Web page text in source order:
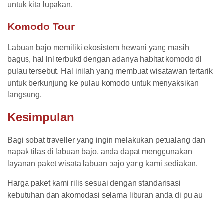
untuk kita lupakan.
Komodo Tour
Labuan bajo memiliki ekosistem hewani yang masih
bagus, hal ini terbukti dengan adanya habitat komodo di
pulau tersebut. Hal inilah yang membuat wisatawan tertarik
untuk berkunjung ke pulau komodo untuk menyaksikan
langsung.
Kesimpulan
Bagi sobat traveller yang ingin melakukan petualang dan
napak tilas di labuan bajo, anda dapat menggunakan
layanan paket wisata labuan bajo yang kami sediakan.
Harga paket kami rilis sesuai dengan standarisasi
kebutuhan dan akomodasi selama liburan anda di pulau